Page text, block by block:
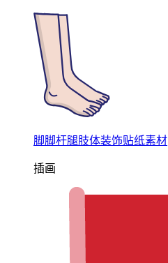
脚脚杆腿肢体装饰贴纸素材
插画